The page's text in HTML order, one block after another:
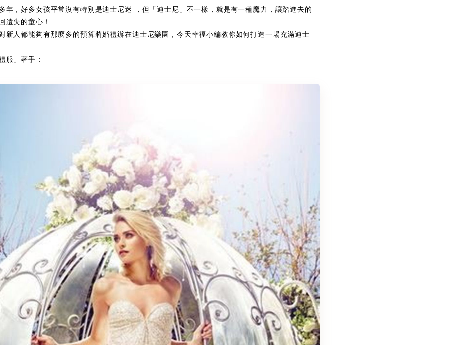
年，好多女孩平常沒有特別是迪士尼迷 ，但「迪士尼」不一樣，就是有一種魔力，讓踏進去的
遺失的童心！
人都能夠有那麼多的預算將婚禮辦在迪士尼樂園，今天幸福小編教你如何打造一場充滿迪士
服」著手：